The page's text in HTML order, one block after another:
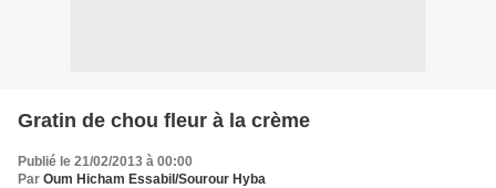
Gratin de chou fleur à la crème
Publié le 21/02/2013 à 00:00
Par Oum Hicham Essabil/Sourour Hyba